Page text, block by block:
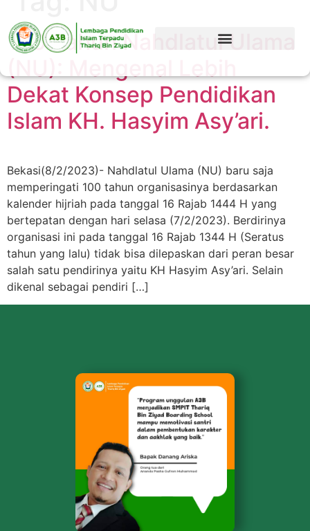
100 Tahun Nahdlatul Ulama
Dekat Konsep Pendidikan
Islam KH. Hasyim Asy’ari.
Bekasi(8/2/2023)- Nahdlatul Ulama (NU) baru saja
memperingati 100 tahun organisasinya berdasarkan
kalender hijriah pada tanggal 16 Rajab 1444 H yang
bertepatan dengan hari selasa (7/2/2023). Berdirinya
organisasi ini pada tanggal 16 Rajab 1344 H (Seratus
tahun yang lalu) tidak bisa dilepaskan dari peran besar
salah satu pendirinya yaitu KH Hasyim Asy’ari. Selain
dikenal sebagai pendiri […]